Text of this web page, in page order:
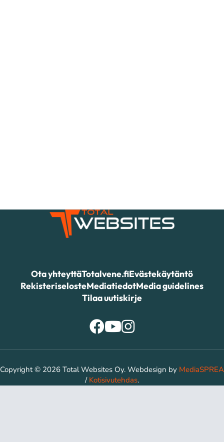
Ota yhteyttäTotalvene.fiEvästekäytäntö
RekisteriselosteMediatiedotMedia guidelines
Tilaa uutiskirje
Copyright © 2026 Total Websites Oy. Webdesign by MediaSPREA
/ Kotisivutehdas.